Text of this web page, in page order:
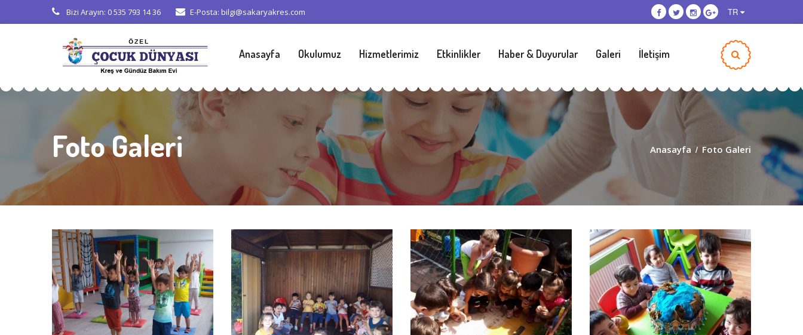
Bizi Arayın: 0 535 793 14 36 E-Posta: bilgi@sakaryakres.com TR
Anasayfa Okulumuz Hizmetlerimiz Etkinlikler Haber & Duyurular Galeri İletişim
Foto Galeri Anasayfa / Foto Galeri